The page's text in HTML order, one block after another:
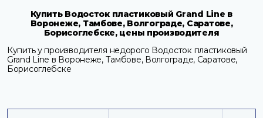
Купить Водосток пластиковый Grand Line в
Воронеже, Тамбове, Волгограде, Саратове,
Борисоглебске, цены производителя
Купить у производителя недорого Водосток пластиковый
Grand Line в Воронеже, Тамбове, Волгограде, Саратове,
Борисоглебске